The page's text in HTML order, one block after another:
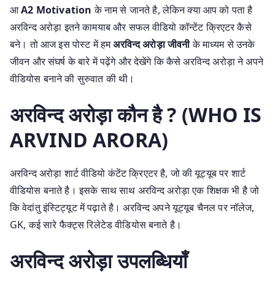
आA2 Motivation के नाम से जानते है, लेकिन क्या आप को पता है
अरविन्द अरोड़ा इतने कामयाब और सफल वीडियो कॉन्टेंट क्रिएटर कैसे
बने। तो आज इस पोस्ट में हमअरविन्द अरोड़ा जीवनीके माध्यम से उनके
जीवन और संघर्ष के बारे में पढ़ेंगे और देखेंगे कि कैसे अरविन्द अरोड़ा ने अपने
वीडियोस बनाने की सुरुवात की थी।
अरविन्द अरोड़ा कौन है ? (WHO IS
ARVIND ARORA)
अरविन्द अरोड़ा शार्ट वीडियो कंटेंट क्रिएटर है, जो की यूट्यूब पर शार्ट
वीडियोस बनाते है। इसके साथ साथ अरविन्द अरोड़ा एक शिक्षक भी है जो
कि वेदांतु इंस्टिट्यूट में पढ़ाते है। अरविन्द अपने यूट्यूब चैनल पर नॉलेज,
GK, कई सारे फैक्ट्स रिलेटेड वीडियोस बनाते है।
अरविन्द अरोड़ा उपलब्धियाँ